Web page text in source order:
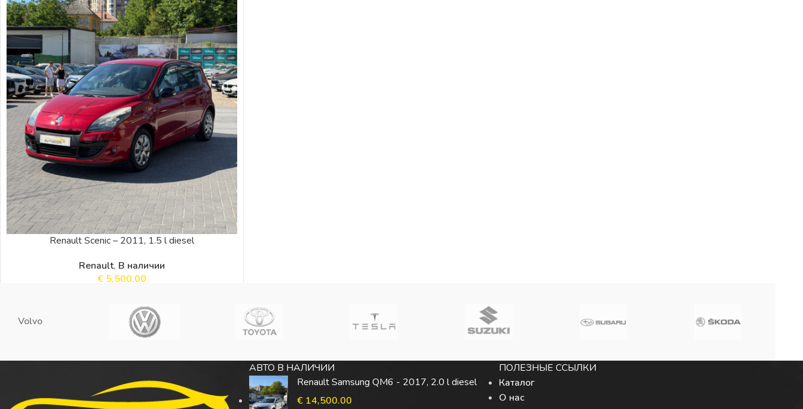
Renault Scenic – 2011, 1.5 l diesel
Renault, В наличии
€ 5,500.00
Volvo
АВТО В НАЛИЧИИ
Renault Samsung QM6 - 2017, 2.0 l diesel
€ 14,500.00
ПОЛЕЗНЫЕ ССЫЛКИ
Каталог
О нас